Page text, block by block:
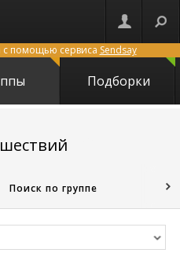
с помощью сервиса Sendsay
Подборки
Поиск по группе